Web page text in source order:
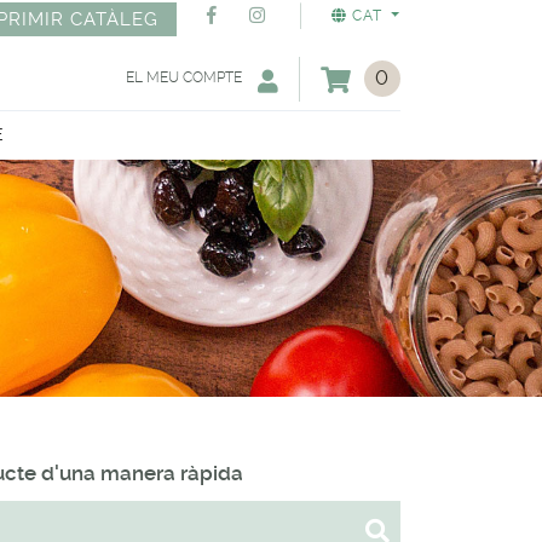
CAT
CATÀLEG
0
EL MEU COMPTE
d'una manera ràpida